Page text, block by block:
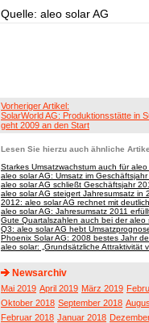
Quelle: aleo solar AG
Vorheriger Artikel:
SolarWorld AG: Produktionsstätte in
geht 2009 an den Start
Lesen Sie hierzu auch ähnliche
Starkes Umsatzwachstum auch für aleo
aleo solar AG: Umsatz im
aleo solar AG schließt Geschäftsjahr
aleo solar AG steigert Jahresumsatz in
2012: aleo solar AG rechnet mit
aleo solar AG: Jahresumsatz 2011
Gute Quartalszahlen auch bei der aleo
Q3: aleo solar AG hebt
Phoenix Solar AG: 2008 bestes Jahr
aleo solar: „Grundsätzliche
Newsarchiv
Mai 2019 April 2019 März 2019
Oktober 2018 September 2018
Februar 2018 Januar 2018